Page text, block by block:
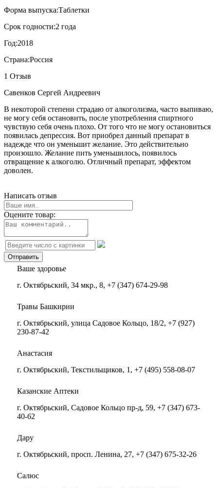
Форма выпуска:Таблетки
Срок годности:2 года
Год:2018
Страна:Россия
1 Отзыв
Савенков Сергей Андреевич
В некоторой степени страдаю от алкоголизма, часто выпиваю,
не могу себя остановить, после употребления спиртного
чувствую себя очень плохо. От того что не могу остановиться
появилась депрессия. Вот приобрел данный препарат в
надежде что он уменьшит желание. Это действительно
произошло. Желание пить уменьшилось, появилось
отвращение к алкоголю. Отличный препарат, эффектом
доволен.
Написать отзыв
Оцените товар:
Ваше здоровье
г. Октябрьский, 34 мкр., 8, +7 (347) 674-29-98
Травы Башкирии
г. Октябрьский, улица Садовое Кольцо, 18/2, +7 (927)
230-87-42
Анастасия
г. Октябрьский, Текстильщиков, 1, +7 (495) 558-08-07
Казанские Аптеки
г. Октябрьский, Садовое Кольцо пр-д, 59, +7 (347) 673-
40-62
Дару
г. Октябрьский, просп. Ленина, 27, +7 (347) 675-32-26
Салюс